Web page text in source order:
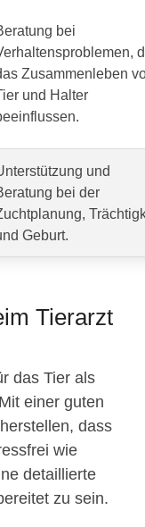
bei
Zusammenleben
und Halter
und
bei der
Geburt.
Tierarzt
das Tier als
einer guten
dass
wie
detaillierte
zu sein.